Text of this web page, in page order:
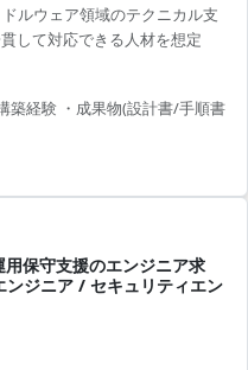
ルウェア領域のテクニカル支
して対応できる人材を想定
築経験 ・成果物(設計書/手順書
用保守支援のエンジニア求
ンジニア / セキュリティエン